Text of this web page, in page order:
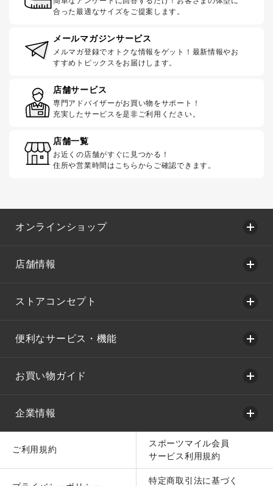
合った最適なサイズをご提案します。
メールマガジンサービス
メルマガ登録でオトクな情報をゲット！最新情報やお
すすめトピックスをお届けします。
店舗サービス
専門アドバイザーがお買い物をサポート！
充実したサービスを是非ご利用ください。
店舗一覧
お近くの店舗がすぐに見つかる！
住所や営業時間はこちらからご確認できます。
オンラインショップ
店舗情報
ストアコンセプト
便利なサービス・機能
お買い物ガイド
企業情報
ご利用規約
スポーツマイル会員
サービス利用規約
特定商取引法に基づく